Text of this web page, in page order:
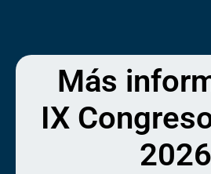
Más
IX
2026